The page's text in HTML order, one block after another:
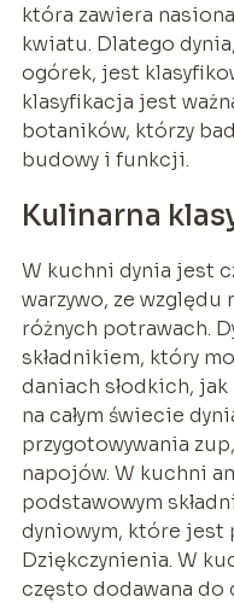
która zawiera
kwiatu. Dlatego
ogórek, jest
klasyfikacja jest
botaników, którzy
budowy i funkcji.
Kulinarna
W kuchni dynia jest
warzywo, ze
różnych potrawach.
składnikiem, który
daniach słodkich,
na całym świecie
przygotowywania
napojów. W kuchni
podstawowym
dyniowym, które jest
Dziękczynienia. W
często dodawana do